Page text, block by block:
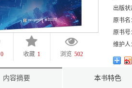
0 收藏 1 浏览 502
出版状
原书名
原书号
维护人
内容摘要 本书特色